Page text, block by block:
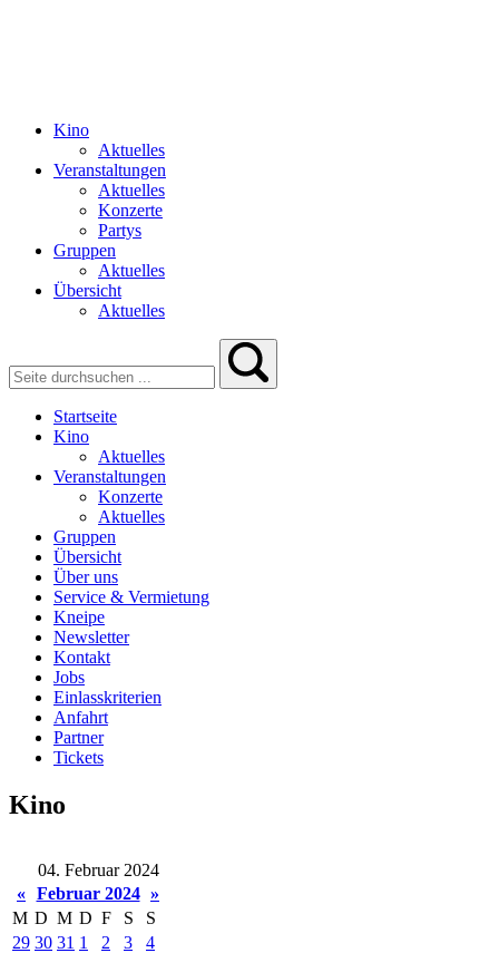
Kino
Aktuelles
Veranstaltungen
Aktuelles
Konzerte
Partys
Gruppen
Aktuelles
Übersicht
Aktuelles
Startseite
Kino
Aktuelles
Veranstaltungen
Konzerte
Aktuelles
Gruppen
Übersicht
Über uns
Service & Vermietung
Kneipe
Newsletter
Kontakt
Jobs
Einlasskriterien
Anfahrt
Partner
Tickets
Kino
04. Februar 2024
« Februar 2024 »
M D M D F S
S
29 30 31 1 2 3
4